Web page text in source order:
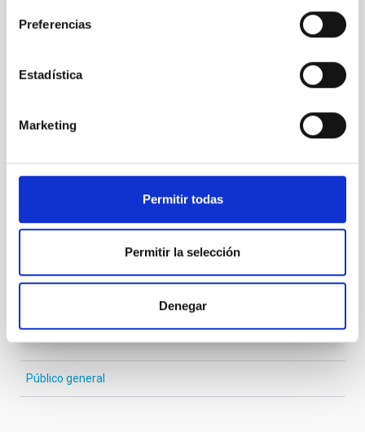
Preferencias
Estadística
Marketing
Permitir todas
Permitir la selección
Denegar
PRESENTACIÓN
VER GALERÍA
Público general